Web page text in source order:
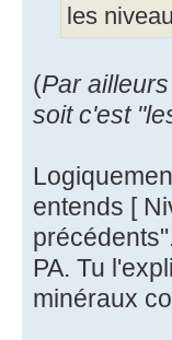
les
(Par
soit c'est
entends [
PA. Tu
minéraux